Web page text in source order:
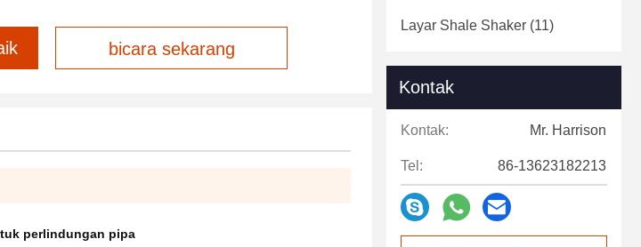
bicara sekarang
perlindungan pipa
Layar Shale Shaker (11)
Kontak
Kontak: Mr. Harrison
Tel: 86-13623182213